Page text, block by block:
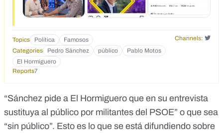
Topics Política Famosos
Channels:
Categories
Pedro Sánchez público
Pablo Motos
El Hormiguero
Reports7
“Sánchez pide a El Hormiguero que en su entrevista
sustituya al público por militantes del PSOE” o que sea
“sin público”. Esto es lo que se está difundiendo sobre